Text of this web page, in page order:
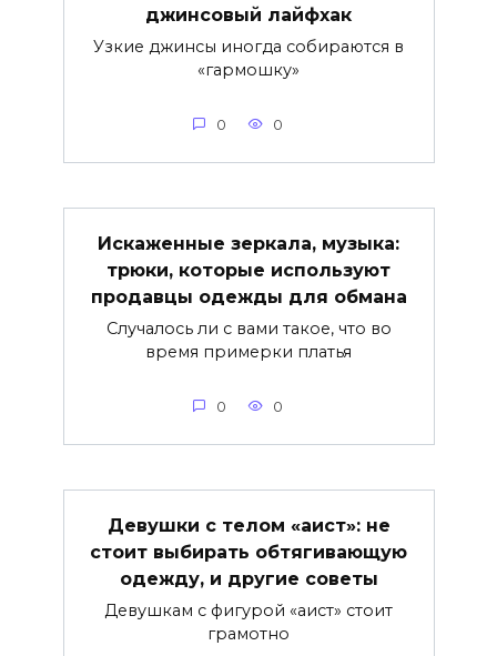
джинсовый лайфхак
Узкие джинсы иногда собираются в
«гармошку»
0 0
Искаженные зеркала, музыка:
трюки, которые используют
продавцы одежды для обмана
Случалось ли с вами такое, что во
время примерки платья
0 0
Девушки с телом «аист»: не
стоит выбирать обтягивающую
одежду, и другие советы
Девушкам с фигурой «аист» стоит
грамотно